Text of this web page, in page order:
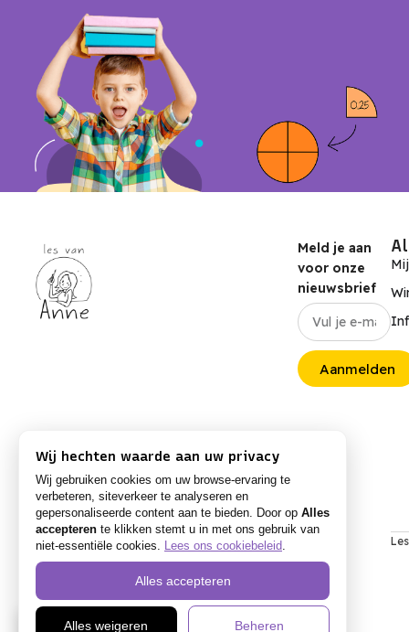
Meld je aan
voor onze
nieuwsbrief
Aanmelden
NL
Wij hechten waarde aan uw privacy
Wij gebruiken cookies om uw browse-ervaring te
verbeteren, siteverkeer te analyseren en
gepersonaliseerde content aan te bieden. Door op Alles
accepteren te klikken stemt u in met ons gebruik van
niet-essentiële cookies. Lees ons cookiebeleid.
Alles accepteren
Alles weigeren Beheren